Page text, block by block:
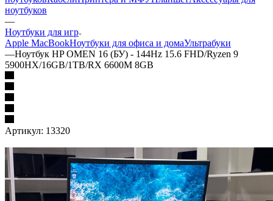
ноутбуков
—
Ноутбуки для игр
Apple MacBookНоутбуки для офиса и домаУльтрабуки
—Ноутбук HP OMEN 16 (БУ) - 144Hz 15.6 FHD/Ryzen 9
5900HX/16GB/1TB/RX 6600M 8GB
Артикул: 13320